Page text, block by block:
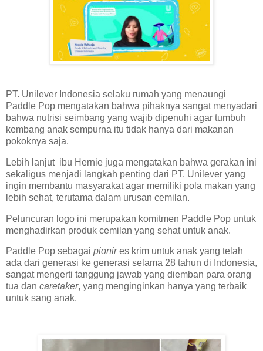
PT. Unilever Indonesia selaku rumah yang menaungi
Paddle Pop mengatakan bahwa pihaknya sangat menyadari
bahwa nutrisi seimbang yang wajib dipenuhi agar tumbuh
kembang anak sempurna itu tidak hanya dari makanan
pokoknya saja.
Lebih lanjut ibu Hernie juga mengatakan bahwa gerakan ini
sekaligus menjadi langkah penting dari PT. Unilever yang
ingin membantu masyarakat agar memiliki pola makan yang
lebih sehat, terutama dalam urusan cemilan.
Peluncuran logo ini merupakan komitmen Paddle Pop untuk
menghadirkan produk cemilan yang sehat untuk anak.
Paddle Pop sebagai pionires krim untuk anak yang telah
ada dari generasi ke generasi selama 28 tahun di Indonesia,
sangat mengerti tanggung jawab yang diemban para orang
tua dan caretaker, yang menginginkan hanya yang terbaik
untuk sang anak.